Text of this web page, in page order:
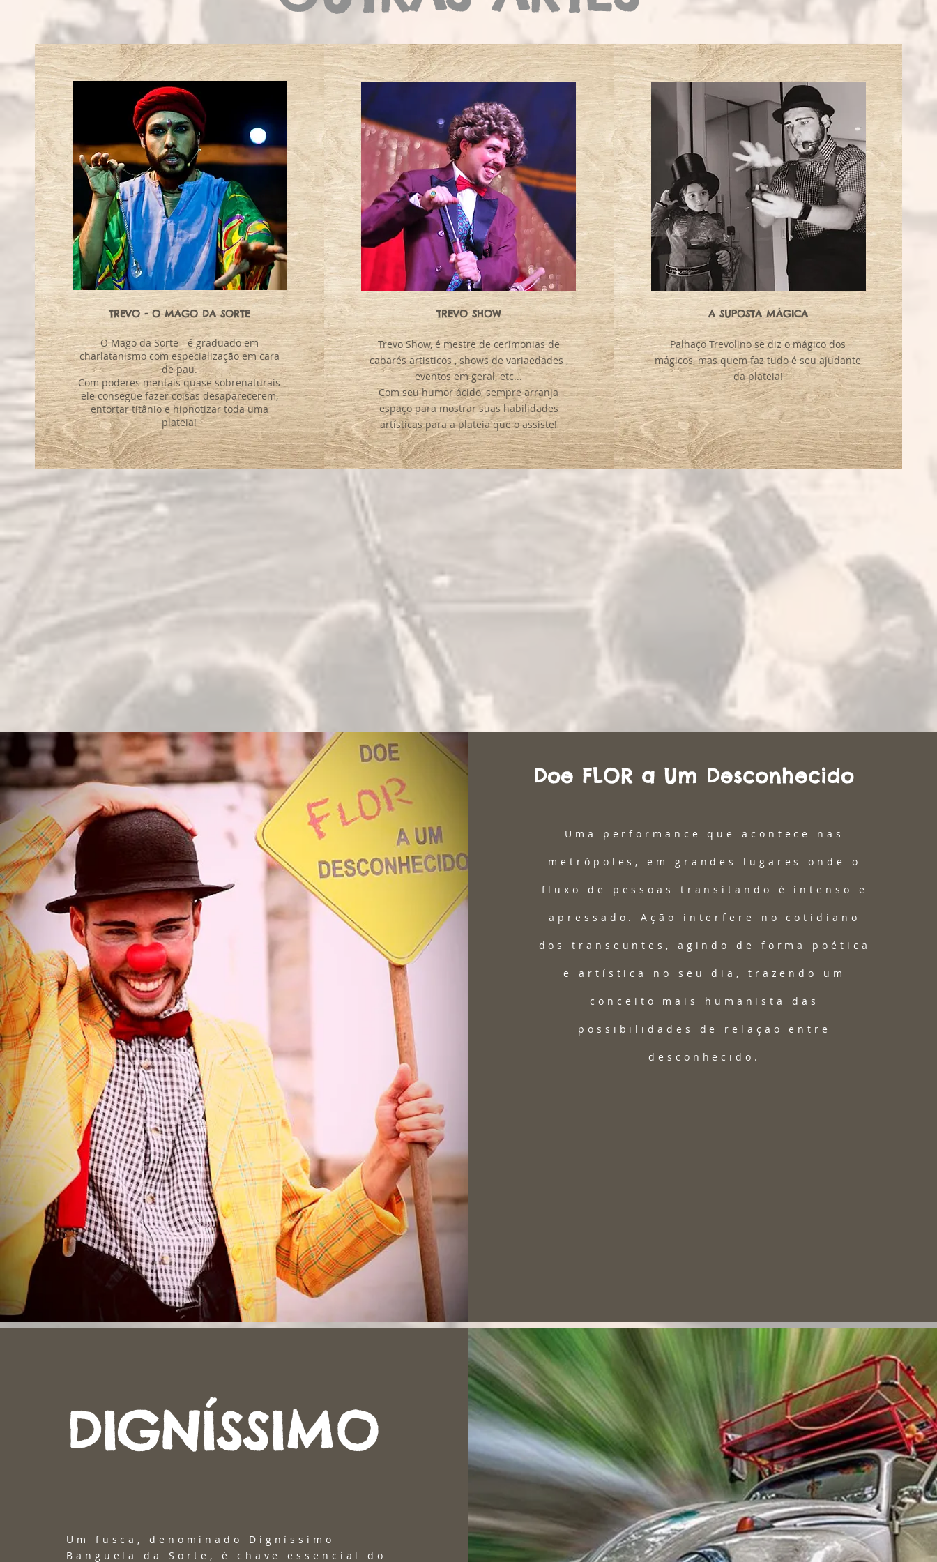
TREVO - O MAGO DA SORTE
O Mago da Sorte - é graduado em
charlatanismo com especialização em cara
de pau.
Com poderes mentais quase sobrenaturais
ele consegue fazer coisas desaparecerem,
entortar titânio e hipnotizar toda uma
plateia!
TREVO SHOW
Trevo Show, é mestre de cerimonias de
cabarés artisticos , shows de variaedades ,
eventos em geral, etc...
Com seu humor ácido, sempre arranja
espaço para mostrar suas habilidades
artísticas para a plateia que o assiste!
A SUPOSTA MÁGICA
Palhaço Trevolino se diz o mágico dos
mágicos, mas quem faz tudo é seu ajudante
da plateia!
Doe FLOR a Um Desconhecido
Uma performance que acontece nas
metrópoles, em grandes lugares onde o
fluxo de pessoas transitando é intenso e
apressado. Ação interfere no cotidiano
dos transeuntes, agindo de forma poética
e artística no seu dia, trazendo um
conceito mais humanista das
possibilidades de relação entre
desconhecido.
DIGNÍSSIMO
Um fusca, denominado Digníssimo
Banguela da Sorte, é chave essencial do